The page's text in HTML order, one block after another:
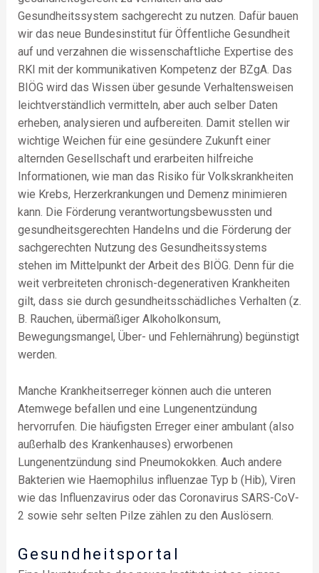
Gesundheitssystem sachgerecht zu nutzen. Dafür bauen
wir das neue Bundesinstitut für Öffentliche Gesundheit
auf und verzahnen die wissenschaftliche Expertise des
RKI mit der kommunikativen Kompetenz der BZgA. Das
BIÖG wird das Wissen über gesunde Verhaltensweisen
leichtverständlich vermitteln, aber auch selber Daten
erheben, analysieren und aufbereiten. Damit stellen wir
wichtige Weichen für eine gesündere Zukunft einer
alternden Gesellschaft und erarbeiten hilfreiche
Informationen, wie man das Risiko für Volkskrankheiten
wie Krebs, Herzerkrankungen und Demenz minimieren
kann. Die Förderung verantwortungsbewussten und
gesundheitsgerechten Handelns und die Förderung der
sachgerechten Nutzung des Gesundheitssystems
stehen im Mittelpunkt der Arbeit des BIÖG. Denn für die
weit verbreiteten chronisch-degenerativen Krankheiten
gilt, dass sie durch gesundheitsschädliches Verhalten (z.
B. Rauchen, übermäßiger Alkoholkonsum,
Bewegungsmangel, Über- und Fehlernährung) begünstigt
werden.
Manche Krankheitserreger können auch die unteren
Atemwege befallen und eine Lungenentzündung
hervorrufen. Die häufigsten Erreger einer ambulant (also
außerhalb des Krankenhauses) erworbenen
Lungenentzündung sind Pneumokokken. Auch andere
Bakterien wie Haemophilus influenzae Typ b (Hib), Viren
wie das Influenzavirus oder das Coronavirus SARS-CoV-
2 sowie sehr selten Pilze zählen zu den Auslösern.
Gesundheitsportal